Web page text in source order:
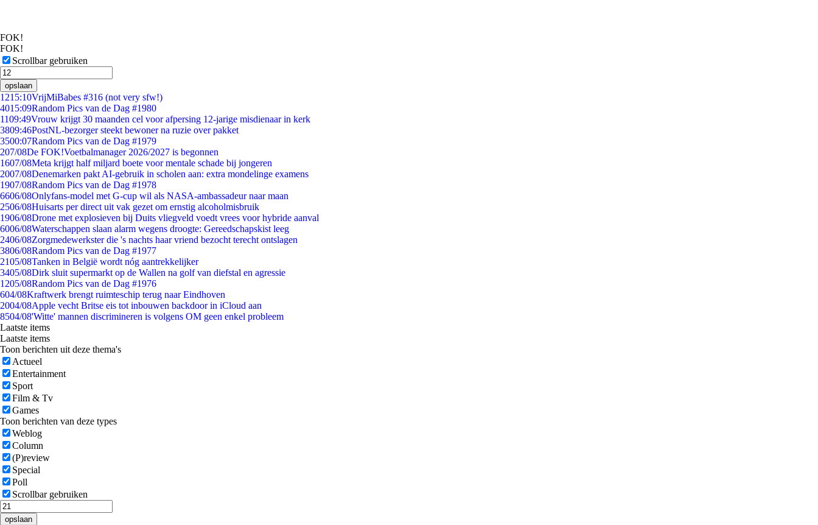
FOK!
FOK!
Scrollbar gebruiken
opslaan
1215:10VrijMiBabes #316 (not very sfw!)
4015:09Random Pics van de Dag #1980
1109:49Vrouw krijgt 30 maanden cel voor afpersing 12-jarige misdienaar in kerk
3809:46PostNL-bezorger steekt bewoner na ruzie over pakket
3500:07Random Pics van de Dag #1979
207/08De FOK!Voetbalmanager 2026/2027 is begonnen
1607/08Meta krijgt half miljard boete voor mentale schade bij jongeren
2007/08Denemarken pakt AI-gebruik in scholen aan: extra mondelinge examens
1907/08Random Pics van de Dag #1978
6606/08Onlyfans-model met G-cup wil als NASA-ambassadeur naar maan
2506/08Huisarts per direct uit vak gezet om ernstig alcoholmisbruik
1906/08Drone met explosieven bij Duits vliegveld voedt vrees voor hybride aanval
6006/08Waterschappen slaan alarm wegens droogte: Gereedschapskist leeg
2406/08Zorgmedewerkster die 's nachts haar vriend bezocht terecht ontslagen
3806/08Random Pics van de Dag #1977
2105/08Tanken in België wordt nóg aantrekkelijker
3405/08Dirk sluit supermarkt op de Wallen na golf van diefstal en agressie
1205/08Random Pics van de Dag #1976
604/08Kraftwerk brengt ruimteschip terug naar Eindhoven
2004/08Apple vecht Britse eis tot inbouwen backdoor in iCloud aan
8504/08'Witte' mannen discrimineren is volgens OM geen enkel probleem
Laatste items
Laatste items
Toon berichten uit deze thema's
Actueel
Entertainment
Sport
Film & Tv
Games
Toon berichten van deze types
Weblog
Column
(P)review
Special
Poll
Scrollbar gebruiken
opslaan